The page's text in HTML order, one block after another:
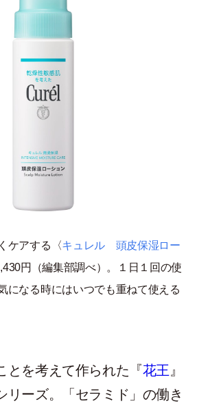
ケアする〈キュレル 頭皮保湿ロー
円（編集部調べ）。１日１回の使
になる時にはいつでも重ねて使える
とを考えて作られた『花王 』
リーズ。「セラミド」の働き